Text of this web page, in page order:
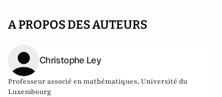
A PROPOS DES AUTEURS
Christophe Ley
Professeur associé en mathématiques, Université du
Luxembourg